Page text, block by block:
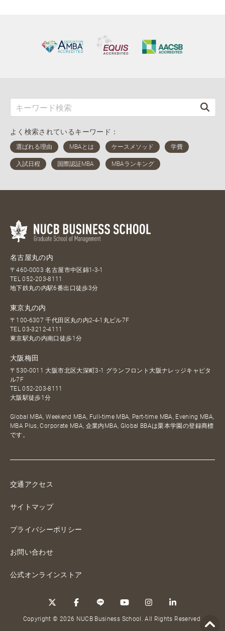
よく検索されているキーワード：
名古屋丸の内
〒460-0003 名古屋市中区錦1-3-1
TEL052-203-8111
地下鉄丸の内駅6番出口徒歩3分
東京丸の内
〒100-6307 千代田区丸の内2-4-1丸ビル7F
TEL03-3212-4111
東京駅丸の内南口徒歩1分
大阪梅田
〒530-0011 大阪市北区大深町3-1 グランフロント大阪ナレッジキャピタ
ル7F
TEL052-203-8111
大阪駅徒歩1分
Global MBA, Weekend MBA, Full-time MBA, Part-time MBA, Evening MBA,
MBA Plus, Corporate MBA, 企業内MBA, Global BBAは栗本学園の登録商標
です。
交通アクセス
サイトマップ
プライバシーポリシー
お問い合わせ
公式オンラインストア
Copyright © 2026 NUCB Business School. All Rights Reserved.